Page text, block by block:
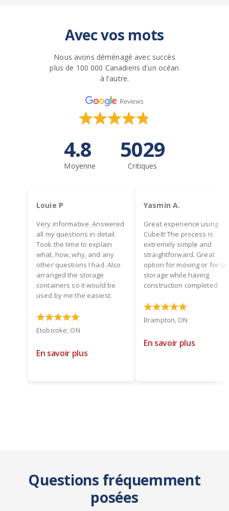
Avec vos mots
Nous avons déménagé avec succès
plus de 100 000 Canadiens d'un océan
à l'autre.
4.8
Moyenne
5029
Critiques
Louie P
Very informative. Answered
all my questions in detail.
Took the time to explain
what, how, why, and any
other questions I had. Also
arranged the storage
containers so it would be
used by me the easiest.
Etobicoke, ON
En savoir plus
Yasmin A.
Great experience using
CubeIt! The process is
extremely simple and
straightforward. Great
option for moving or for
storage while having
construction completed.
Brampton, ON
En savoir plus
Questions fréquemment
posées